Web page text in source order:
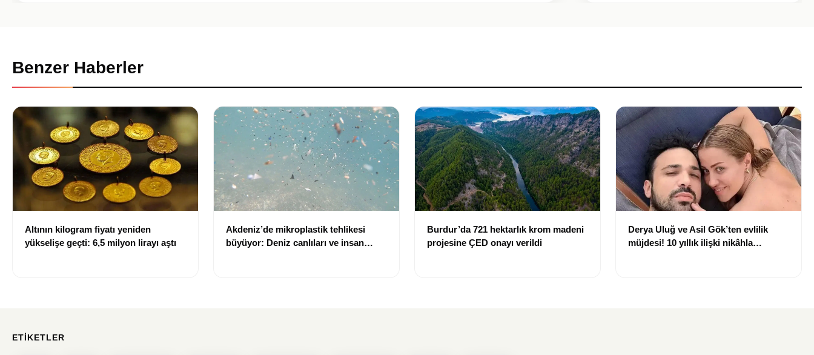
Benzer Haberler
Altının kilogram fiyatı yeniden
yükselişe geçti: 6,5 milyon lirayı aştı
Akdeniz’de mikroplastik tehlikesi
büyüyor: Deniz canlıları ve insan
Burdur’da 721 hektarlık krom madeni
projesine ÇED onayı verildi
Derya Uluğ ve Asil Gök’ten evlilik
müjdesi! 10 yıllık ilişki nikâhla
ETIKETLER